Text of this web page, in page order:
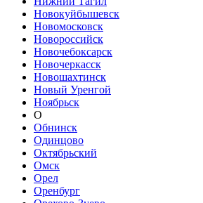
Новокуйбышевск
Новомосковск
Новороссийск
Новочебоксарск
Новочеркасск
Новошахтинск
Новый Уренгой
Ноябрьск
О
Обнинск
Одинцово
Октябрьский
Омск
Орел
Оренбург